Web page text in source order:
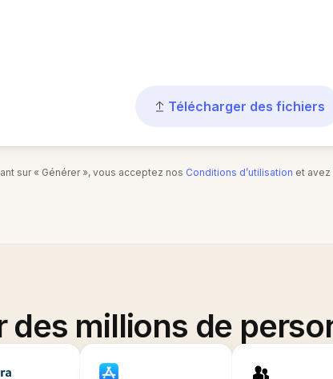
Télécharger des fichiers
sur « Générer », vous acceptez nos Conditions d’utilisation et avez
des millions de